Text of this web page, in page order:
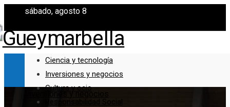
sábado, agosto 8
Ciencia y tecnología
Inversiones y negocios
Cultura y ocio
Responsabilidad Social